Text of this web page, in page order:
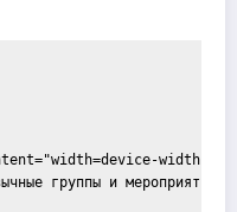
width,
группы и мероприятия